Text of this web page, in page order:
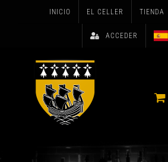
INICIO EL CELLER TIENDA
ACCEDER